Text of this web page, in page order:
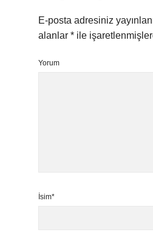
E-posta adresiniz
alanlar * ile
Yorum
İsim*